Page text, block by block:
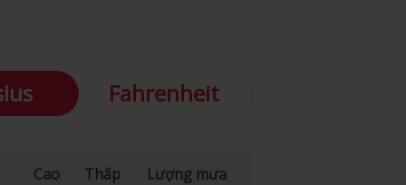
Fahrenheit
Cao Thấp Lượng mưa